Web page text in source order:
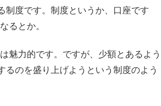
制度です。制度というか、口座です
るとか。
魅力的です。ですが、少額とあるよう
のを盛り上げようという制度のよう